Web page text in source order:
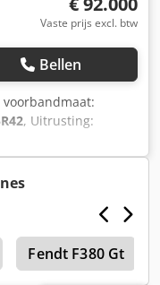
Vaste prijs excl. btw
Bellen
voorbandmaat:
, Uitrusting:
/ Dksdpfx Afer
Fendt F380 Gt